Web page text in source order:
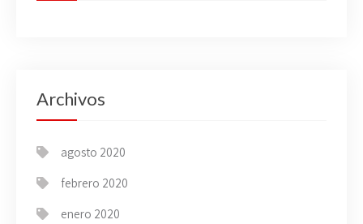
Archivos
agosto 2020
febrero 2020
enero 2020